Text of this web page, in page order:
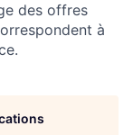
des offres
à